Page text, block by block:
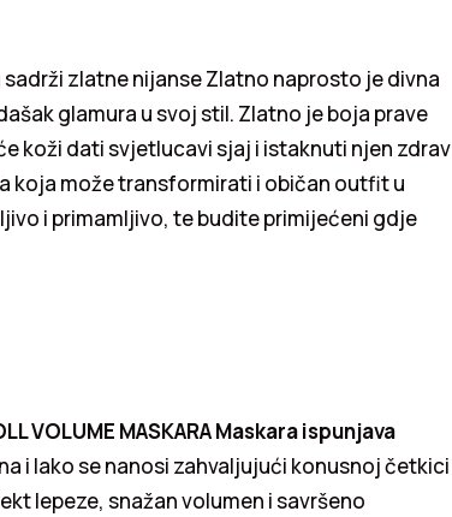
sadrži zlatne nijanse Zlatno naprosto je divna
glamura u svoj stil. Zlatno je boja prave
koži dati svjetlucavi sjaj i istaknuti njen zdrav
koja može transformirati i običan outfit u
i primamljivo, te budite primijećeni gdje
VOLUME MASKARA Maskara ispunjava
i lako se nanosi zahvaljujući konusnoj četkici
lepeze, snažan volumen i savršeno